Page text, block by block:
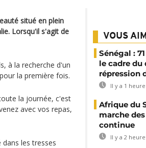
situé en plein
Lorsqu'il s'agit de
à la recherche d'un
la première fois.
la journée, c'est
avec vos repas,
dans les tresses
VOUS
Sénégal :
le cadre du
répression
Il y a 1 heure
Afrique du
marche
continue
Il y a 2